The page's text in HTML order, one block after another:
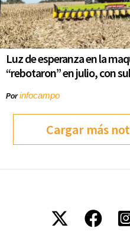
Luz de esperanza en la
“rebotaron” en julio, con
Porinfocampo
Cargar más